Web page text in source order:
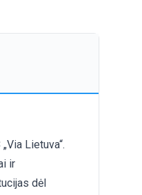
Lietuva“.
ir
dėl